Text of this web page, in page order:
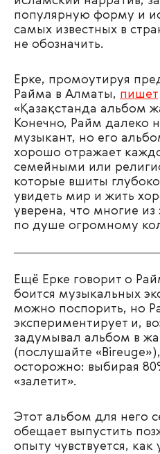
популярную форму и
самых известных в
не обозначить.
Ерке, промоутируя
Райма в Алматы, пишет
«Қазақстанда альбом
Конечно, Райм далеко
музыкант, но его
хорошо отражает
семейными или
которые вшиты
увидеть мир и жить
уверена, что многие из
по душе огромному
Ещё Ерке говорит о
боится музыкальных
можно поспорить, но
экспериментирует и,
задумывал альбом в
(послушайте
осторожно: выбирая
«залетит».
Этот альбом для него
обещает выпустить
опыту чувствуется,